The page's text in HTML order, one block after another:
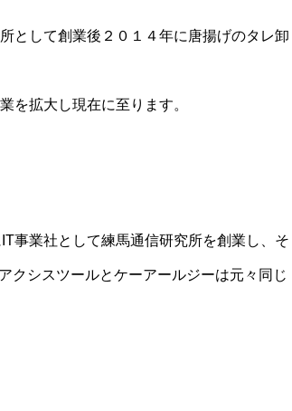
として創業後２０１４年に唐揚げのタレ卸
を拡大し現在に至ります。
事業社として練馬通信研究所を創業し、そ
クシスツールとケーアールジーは元々同じ